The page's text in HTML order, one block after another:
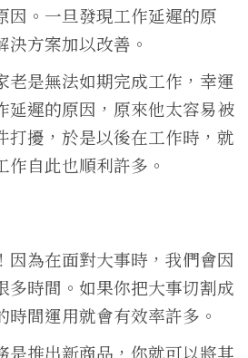
因。一旦發現工作延遲的原
方案加以改善。
老是無法如期完成工作，幸運
延遲的原因，原來他太容易被
打擾，於是以後在工作時，就
自此也順利許多。
因為在面對大事時，我們會因
多時間。如果你把大事切割成
時間運用就會有效率許多。
是推出新商品，你就可以將其